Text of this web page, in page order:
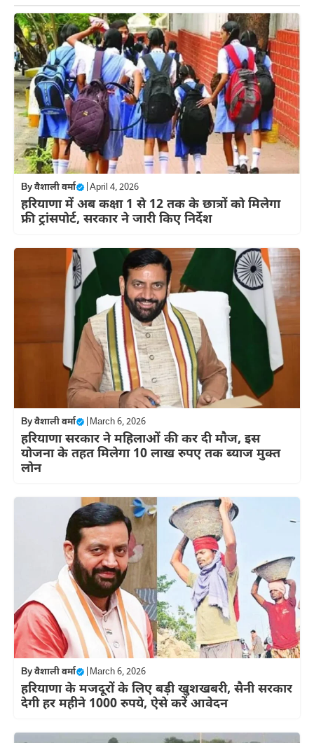
Byवैशाली वर्मा April 4, 2026
हरियाणा में अब कक्षा 1 से 12 तक के छात्रों को मिलेगा
फ्री ट्रांसपोर्ट, सरकार ने जारी किए निर्देश
Byवैशाली वर्मा March 6, 2026
हरियाणा सरकार ने महिलाओं की कर दी मौज, इस
योजना के तहत मिलेगा 10 लाख रुपए तक ब्याज मुक्त
लोन
Byवैशाली वर्मा March 6, 2026
हरियाणा के मजदूरों के लिए बड़ी खुशखबरी, सैनी सरकार
देगी हर महीने 1000 रुपये, ऐसे करें आवेदन